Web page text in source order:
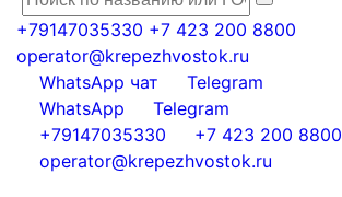
+79147035330 +7 423 200 8800
operator@krepezhvostok.ru
WhatsApp чат
Telegram
WhatsApp
Telegram
+79147035330
+7 423 200 8800
operator@krepezhvostok.ru